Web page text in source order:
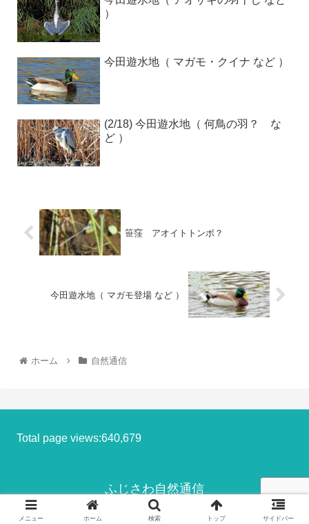
）
今田遊水地（ マガモ・クイナ など ）
(2/18) 今田遊水地（ 何鳥の羽？ な
ど ）
笹窪 アオイトトンボ？
今田遊水地（ マガモ登場 など ）
ホーム 自然通信
Total page views:640,679
ふじさわ自然通信
© 2013-2026 ふじさわ自然通信.
メニュー ホーム 検索 トップ サイドバー